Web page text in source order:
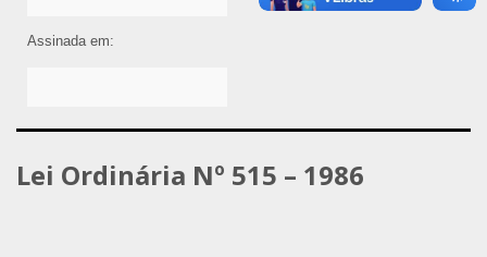
Assinada em:
Lei Ordinária Nº 515 – 1986